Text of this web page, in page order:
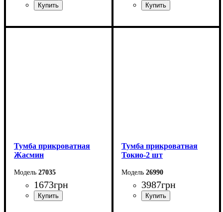
Ширина: 45,4 см
Ширина: 55 см
Тумба прикроватная
Жасмин
27035
1673грн
Тумба прикроватная
Токио-2 шт
26990
3987грн